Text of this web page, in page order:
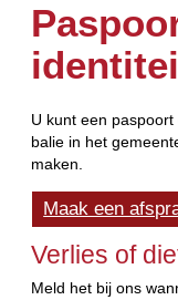
U kunt een
balie in het
maken.
Maak een
Verlies of
Meld het bij ons